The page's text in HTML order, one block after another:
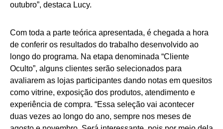
outubro”, destaca Lucy.
Com toda a parte teórica apresentada, é chegada a hora
de conferir os resultados do trabalho desenvolvido ao
longo do programa. Na etapa denominada “Cliente
Oculto”, alguns clientes serão selecionados para
avaliarem as lojas participantes dando notas em quesitos
como vitrine, exposição dos produtos, atendimento e
experiência de compra. “Essa seleção vai acontecer
duas vezes ao longo do ano, sempre nos meses de